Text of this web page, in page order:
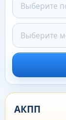
АКПП